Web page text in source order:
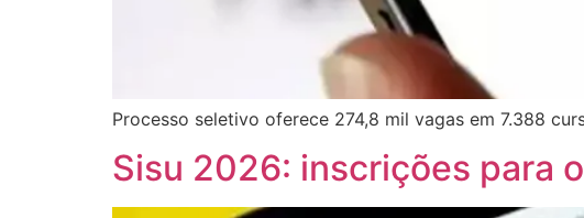
Processo seletivo oferece 274,8 mil vagas em 7.388
Sisu 2026: inscrições para